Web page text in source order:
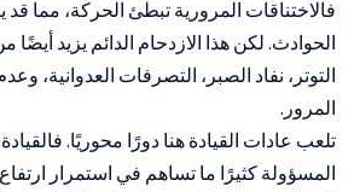
فالاختناقات المرورية تبطئ الحركة، مما
الحوادث. لكن هذا الازدحام الدائم يزيد
التوتر، نفاد الصبر، التصرفات العدوانية،
المرور.
تلعب عادات القيادة هنا دورًا محوريًا.
المسؤولة كثيرًا ما تساهم في استمرار